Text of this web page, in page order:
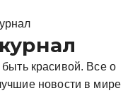
красивой. Все о
новости в мире